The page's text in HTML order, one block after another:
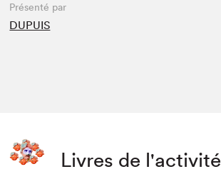
Présenté par
DUPUIS
Livres de l'activité